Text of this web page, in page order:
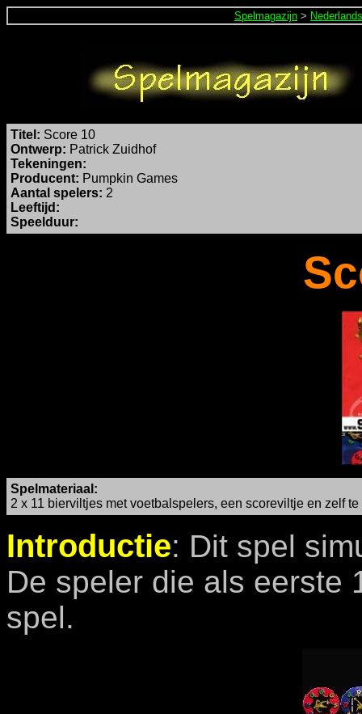
Spelmagazijn > Nederlands
Titel: Score 10
Ontwerp: Patrick Zuidhof
Tekeningen:
Producent: Pumpkin Games
Aantal spelers: 2
Leeftijd:
Speelduur:
Spelmateriaal:
2 x 11 bierviltjes met voetbalspelers, een scoreviltje en zelf
Introductie: Dit spel
De speler die als eerste
spel.